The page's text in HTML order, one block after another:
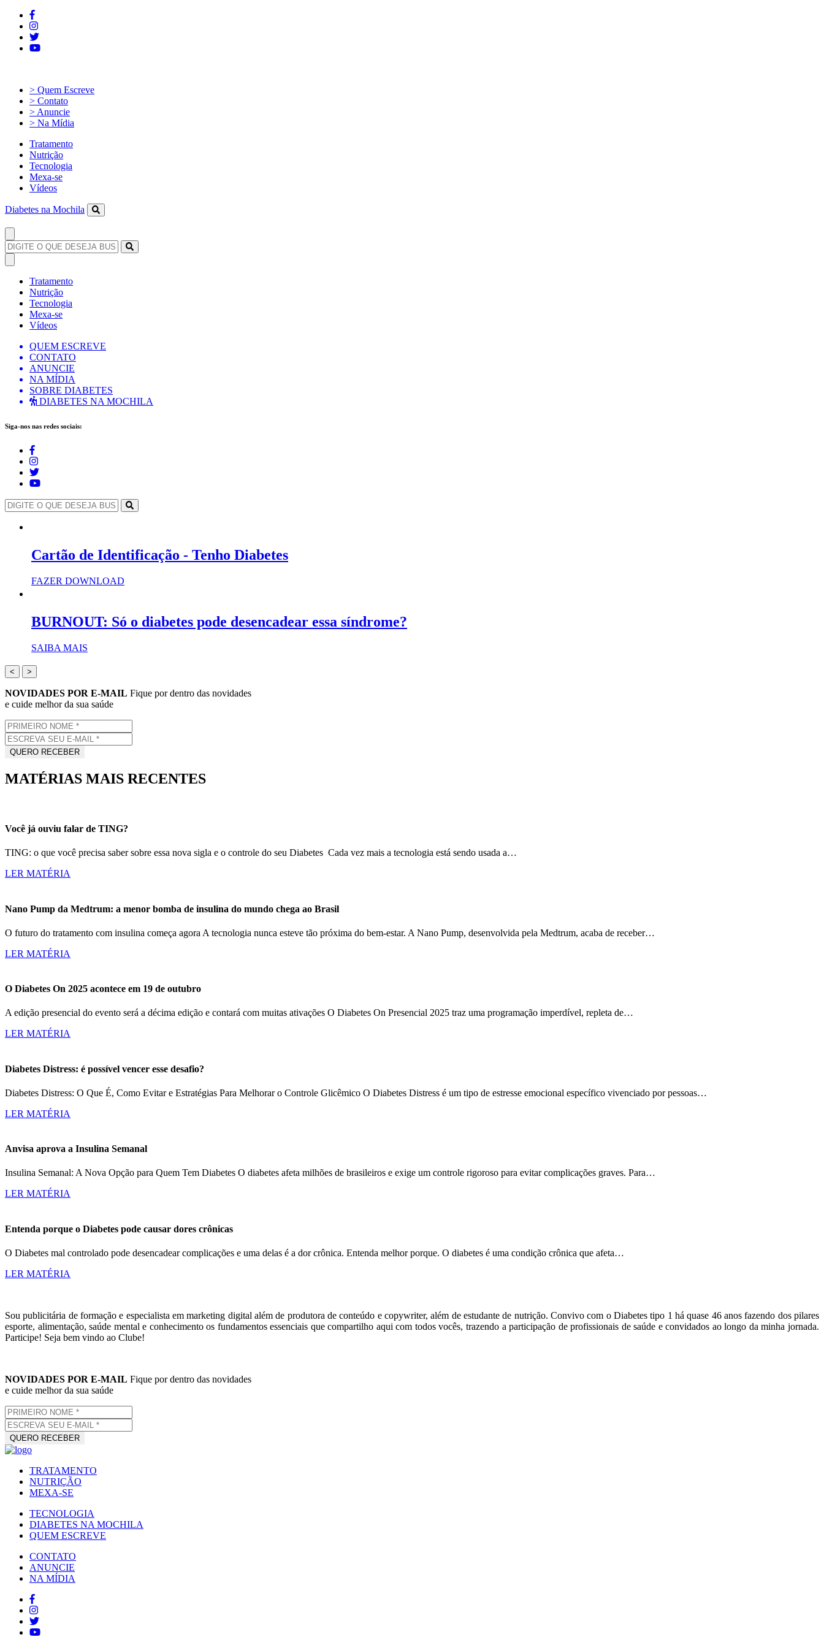
> Quem Escreve
> Contato
> Anuncie
> Na Mídia
Tratamento
Nutrição
Tecnologia
Mexa-se
Vídeos
Diabetes na Mochila
Tratamento
Nutrição
Tecnologia
Mexa-se
Vídeos
QUEM ESCREVE
CONTATO
ANUNCIE
NA MÍDIA
SOBRE DIABETES
DIABETES NA MOCHILA
Siga-nos nas redes sociais:
Cartão de Identificação - Tenho Diabetes
FAZER DOWNLOAD
BURNOUT: Só o diabetes pode desencadear essa síndrome?
SAIBA MAIS
< >
NOVIDADES POR E-MAIL Fique por dentro das novidades
e cuide melhor da sua saúde
MATÉRIAS MAIS RECENTES
Você já ouviu falar de TING?
TING: o que você precisa saber sobre essa nova sigla e o controle do seu Diabetes Cada vez mais a tecnologia está sendo usada a…
LER MATÉRIA
Nano Pump da Medtrum: a menor bomba de insulina do mundo chega ao Brasil
O futuro do tratamento com insulina começa agora A tecnologia nunca esteve tão próxima do bem-estar. A Nano Pump, desenvolvida pela Medtrum, acaba de receber…
LER MATÉRIA
O Diabetes On 2025 acontece em 19 de outubro
A edição presencial do evento será a décima edição e contará com muitas ativações O Diabetes On Presencial 2025 traz uma programação imperdível, repleta de…
LER MATÉRIA
Diabetes Distress: é possível vencer esse desafio?
Diabetes Distress: O Que É, Como Evitar e Estratégias Para Melhorar o Controle Glicêmico O Diabetes Distress é um tipo de estresse emocional específico vivenciado por pessoas…
LER MATÉRIA
Anvisa aprova a Insulina Semanal
Insulina Semanal: A Nova Opção para Quem Tem Diabetes O diabetes afeta milhões de brasileiros e exige um controle rigoroso para evitar complicações graves. Para…
LER MATÉRIA
Entenda porque o Diabetes pode causar dores crônicas
O Diabetes mal controlado pode desencadear complicações e uma delas é a dor crônica. Entenda melhor porque. O diabetes é uma condição crônica que afeta…
LER MATÉRIA
Sou publicitária de formação e especialista em marketing digital além de produtora de conteúdo e copywriter, além de estudante de nutrição. Convivo com o Diabetes tipo 1 há quase 46 anos fazendo dos pilares
esporte, alimentação, saúde mental e conhecimento os fundamentos essenciais que compartilho aqui com todos vocês, trazendo a participação de profissionais de saúde e convidados ao longo da minha jornada.
Participe! Seja bem vindo ao Clube!
NOVIDADES POR E-MAIL Fique por dentro das novidades
e cuide melhor da sua saúde
TRATAMENTO
NUTRIÇÃO
MEXA-SE
TECNOLOGIA
DIABETES NA MOCHILA
QUEM ESCREVE
CONTATO
ANUNCIE
NA MÍDIA